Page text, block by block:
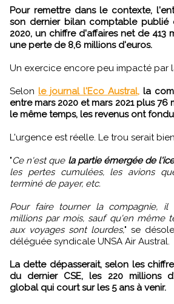
Pour remettre dans le contexte,
son dernier bilan comptable publié
2020, un chiffre d'affaires net de 413
une perte de 8,6 millions d'euros.
Un exercice encore peu impacté par
Selon le journal l'Eco Austral, la
entre mars 2020 et mars 2021 plus 76
le même temps, les revenus ont
L'urgence est réelle. Le trou serait
"Ce n'est que la partie émergée de
les pertes cumulées, les avions
terminé de payer, etc.
Pour faire tourner la compagnie,
millions par mois, sauf qu'en même
aux voyages sont lourdes," se désole
déléguée syndicale UNSA Air Austral.
La dette dépasserait, selon les
du dernier CSE, les 220 millions
global qui court sur les 5 ans à venir.